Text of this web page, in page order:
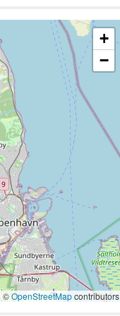
+
−
©OpenStreetMapcontributors